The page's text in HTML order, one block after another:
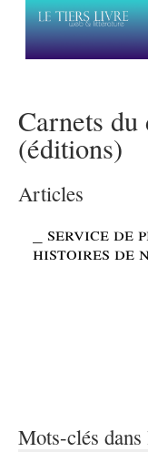
Carnets du
(éditions)
Articles
service de
histoires de
Mots-clés